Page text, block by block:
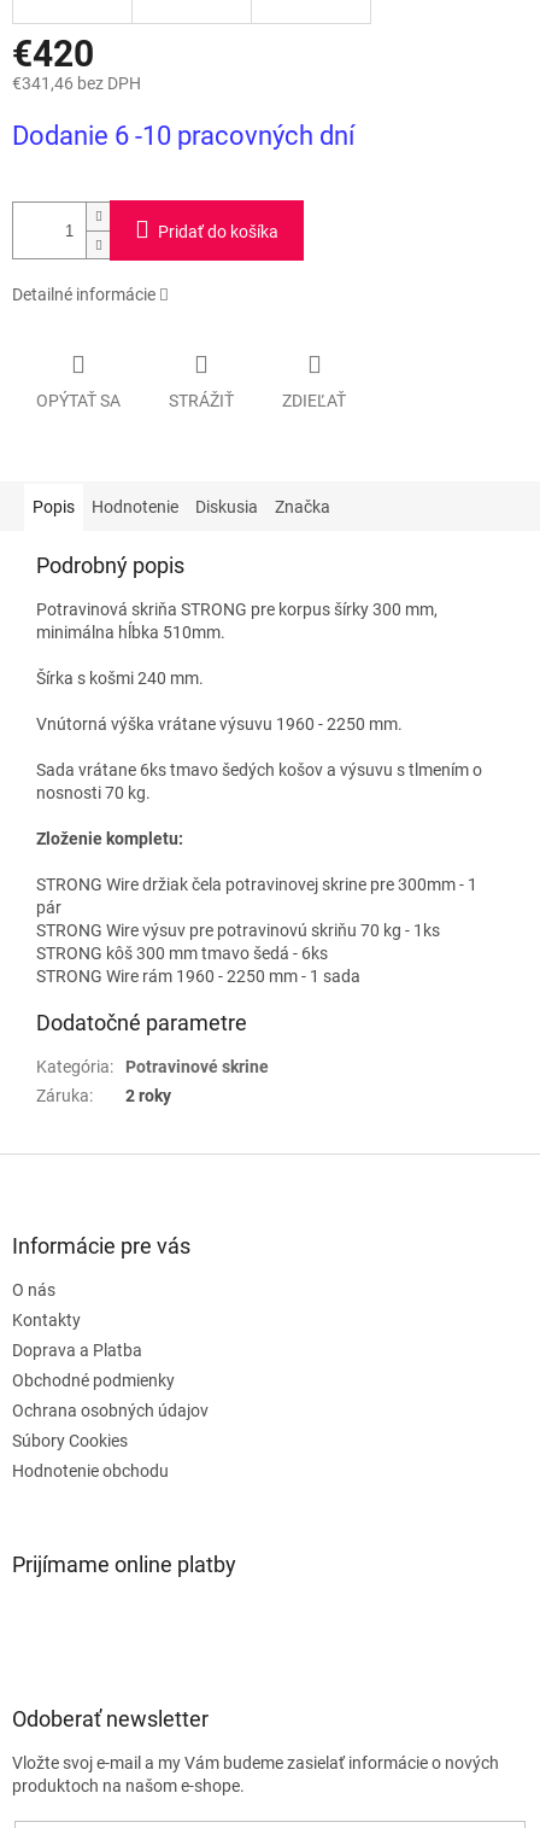
€420
€341,46 bez DPH
cena:
Dodanie 6 -10 pracovných dní
Pridať do košíka
Detailné informácie
OPÝTAŤ SA STRÁŽIŤ ZDIEĽAŤ
Popis Hodnotenie Diskusia Značka
Podrobný popis
Potravinová skriňa STRONG pre korpus šírky 300 mm,
minimálna hĺbka 510mm.
Šírka s košmi 240 mm.
Vnútorná výška vrátane výsuvu 1960 - 2250 mm.
Sada vrátane 6ks tmavo šedých košov a výsuvu s tlmením o
nosnosti 70 kg.
Zloženie kompletu:
STRONG Wire držiak čela potravinovej skrine pre 300mm - 1
pár
STRONG Wire výsuv pre potravinovú skriňu 70 kg - 1ks
STRONG kôš 300 mm tmavo šedá - 6ks
STRONG Wire rám 1960 - 2250 mm - 1 sada
Dodatočné parametre
Kategória:
Potravinové skrine
Záruka: 2 roky
Informácie pre vás
O nás
Kontakty
Doprava a Platba
Obchodné podmienky
Ochrana osobných údajov
Súbory Cookies
Hodnotenie obchodu
Prijímame online platby
Odoberať newsletter
Vložte svoj e-mail a my Vám budeme zasielať informácie o nových
produktoch na našom e-shope.